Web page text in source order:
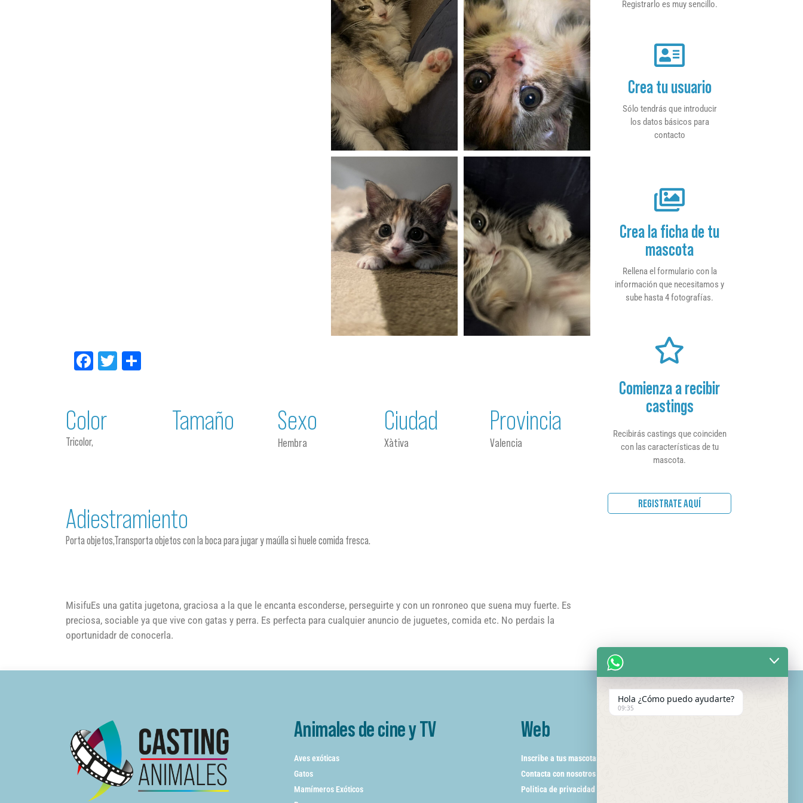
Facebook
Twitter
Color
Tricolor,
Tamaño Sexo
Hembra
Ciudad
Xàtiva
Provincia
Valencia
Adiestramiento
Porta objetos,Transporta objetos con la boca para jugar y maúlla si huele comida fresca.
MisifuEs una gatita jugetona, graciosa a la que le encanta esconderse, perseguirte y con un ronroneo que suena muy fuerte. Es
preciosa, sociable ya que vive con gatas y perra. Es perfecta para cualquier anuncio de juguetes, comida etc. No perdais la
oportunidadr de conocerla.
Registrarlo es muy sencillo.
Crea tu usuario
Sólo tendrás que introducir
los datos básicos para
contacto
Crea la ficha de tu
mascota
Rellena el formulario con la
información que necesitamos y
sube hasta 4 fotografías.
Comienza a recibir
castings
Recibirás castings que coinciden
con las características de tu
mascota.
REGISTRATE AQUÍ
Animales de cine y TV
Aves exóticas
Gatos
Mamímeros Exóticos
Web
Inscribe a tus mascotas
Contacta con nosotros
Politica de privacidad
Hola ¿Cómo puedo ayudarte?
09:35